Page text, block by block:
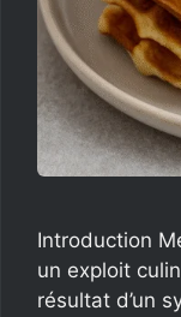
Introduction
un exploit
résultat d’un